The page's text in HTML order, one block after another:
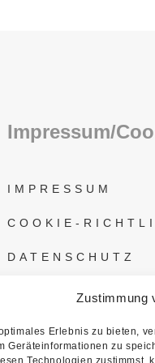
Zustimmung
Erlebnis zu bieten,
Geräteinformationen zu
Technologien zustimmst,
Impressum/
IMPRESSUM
COOKIE-
DATENSCHUTZ